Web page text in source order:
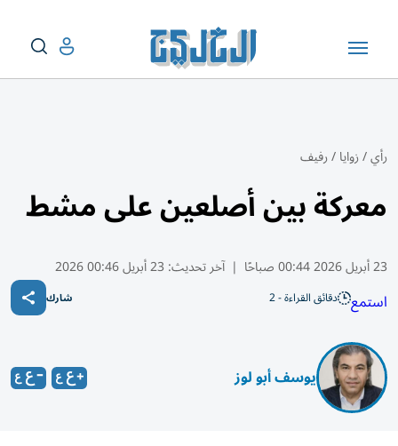
رأي/زوايا/رفيف
معركة بين أصلعين على مشط
23 أبريل 2026 00:44 صباحًا | آخر تحديث: 23 أبريل 00:46 2026
استمع دقائق القراءة - 2 شارك
يوسف أبو لوز